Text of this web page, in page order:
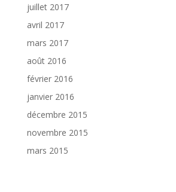
juillet 2017
avril 2017
mars 2017
août 2016
février 2016
janvier 2016
décembre 2015
novembre 2015
mars 2015